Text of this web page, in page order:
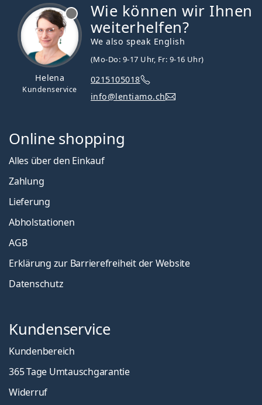
Helena
Kundenservice
Wie können wir Ihnen
weiterhelfen?
We also speak English
(Mo-Do: 9-17 Uhr, Fr: 9-16 Uhr)
0215105018
info@lentiamo.ch
Online shopping
Alles über den Einkauf
Zahlung
Lieferung
Abholstationen
AGB
Erklärung zur Barrierefreiheit der Website
Datenschutz
Kundenservice
Kundenbereich
365 Tage Umtauschgarantie
Widerruf